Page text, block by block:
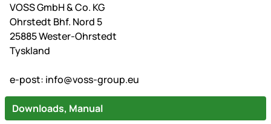
VOSS GmbH & Co. KG
Ohrstedt Bhf. Nord 5
25885 Wester-Ohrstedt
Tyskland
e-post: info@voss-group.eu
Downloads, Manual